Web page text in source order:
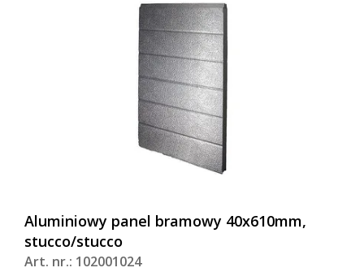
Aluminiowy panel bramowy 40x610mm,
stucco/stucco
Art. nr.: 102001024